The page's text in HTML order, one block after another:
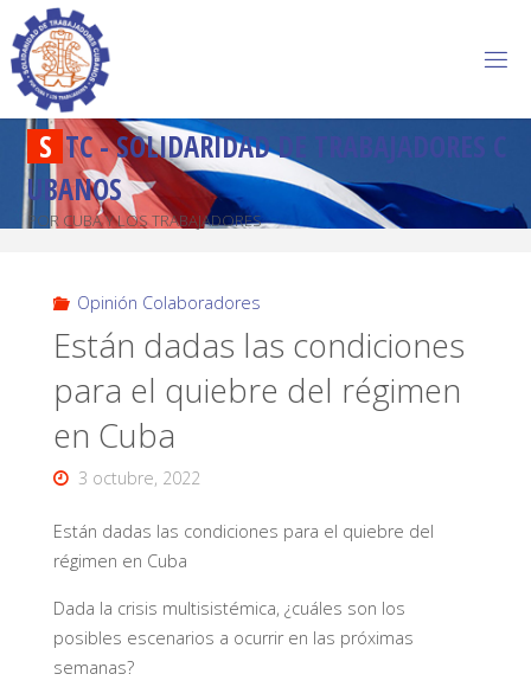
S TC-SOLIDARIDADD R A BAJADORES C
U BANOS
POR CUBA Y LOS TRABAJADORES
Opinión Colaboradores
Están dadas las condiciones
para el quiebre del régimen
en Cuba
3 octubre, 2022
Están dadas las condiciones para el quiebre del
régimen en Cuba
Dada la crisis multisistémica, ¿cuáles son los
posibles escenarios a ocurrir en las próximas
semanas?